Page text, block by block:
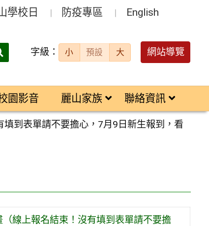
學校日 防疫專區 English
搜
字級： 小 預設 大 網站導覽
園影音 麗山家族 聯絡資訊
填到表單請不要擔心，7月9日新生報到，看
線上報名結束！沒有填到表單請不要擔